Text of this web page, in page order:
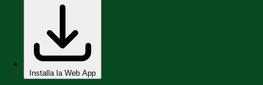
Installa la Web App